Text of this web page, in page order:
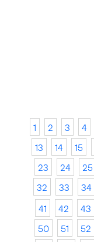
1 2 3 4
13
14 15
23
24 25
32
33 34
41
42 43
50
51 52